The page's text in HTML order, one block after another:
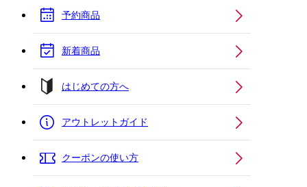
予約商品
新着商品
はじめての方へ
アウトレットガイド
クーポンの使い方